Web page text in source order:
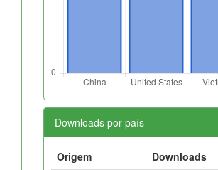
Downloads por país
Origem Downloads